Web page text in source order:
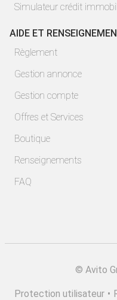
Simulateur crédit
AIDE ET
Règlement
Gestion annonce
Gestion compte
Offres et Services
Boutique
Renseignements
FAQ
© Avito
Protection utilisateur •